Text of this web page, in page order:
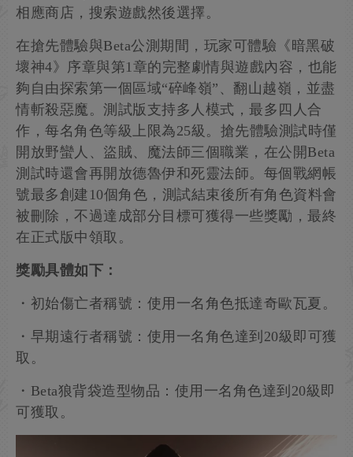
相應商店，搜索遊戲然後選擇。
在搶先體驗與Beta公測期間，玩家可體驗《暗黑破
壞神4》序章與第1章的完整劇情與遊戲內容，也能
夠自由探索第一個區域“碎峰嶺”、翻山越嶺，並盡
情斬殺惡魔。測試版支持多人模式，最多四人合
作，每名角色等級上限為25級。搶先體驗測試時僅
開放野蠻人、盜賊、魔法師三個職業，在公開Beta
測試時還會再開放德魯伊和死靈法師。每個戰網帳
號最多創建10個角色，測試結束後所有角色資料會
被刪除，不過達成部分目標可獲得一些獎勵，最終
在正式版中領取。
獎勵具體如下：
・初始傷亡者稱號：使用一名角色抵達奇歐瓦夏。
・早期遠行者稱號：使用一名角色達到20級即可獲
取。
・Beta狼背袋造型物品：使用一名角色達到20級即
可獲取。